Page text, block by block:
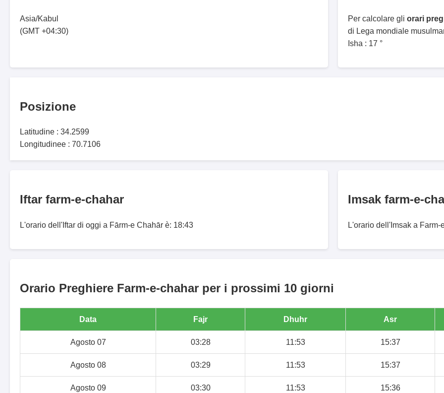
Asia/Kabul
(GMT +04:30)
Per calcolare gli orari
di Lega mondiale
Isha : 17 °
Posizione
Latitudine : 34.2599
Longitudinee : 70.7106
Iftar farm-e-chahar
L'orario dell'Iftar di oggi a Fārm-e Chahār è: 18:43
Imsak farm-e-
L'orario dell'Imsak a
Orario Preghiere Farm-e-chahar per i prossimi 10 giorni
Data Fajr Dhuhr Asr
Agosto 07 03:28 11:53 15:37
Agosto 08 03:29 11:53 15:37
Agosto 09 03:30 11:53 15:36